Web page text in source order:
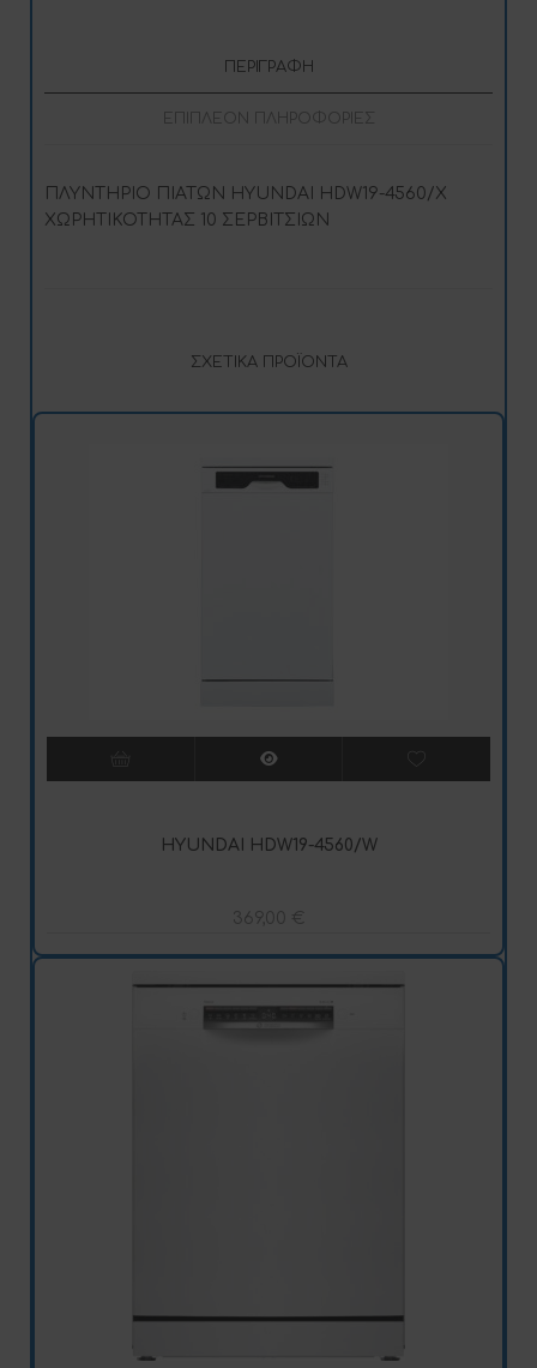
ΠΕΡΙΓΡΑΦΉ
ΕΠΙΠΛΈΟΝ ΠΛΗΡΟΦΟΡΊΕΣ
ΠΛΥΝΤΗΡΙΟ ΠΙΑΤΩΝ HYUNDAI HDW19-4560/X
ΧΩΡΗΤΙΚΟΤΗΤΑΣ 10 ΣΕΡΒΙΤΣΙΩΝ
ΣΧΕΤΙΚΆ ΠΡΟΪΌΝΤΑ
HYUNDAI HDW19-4560/W
369,00 €